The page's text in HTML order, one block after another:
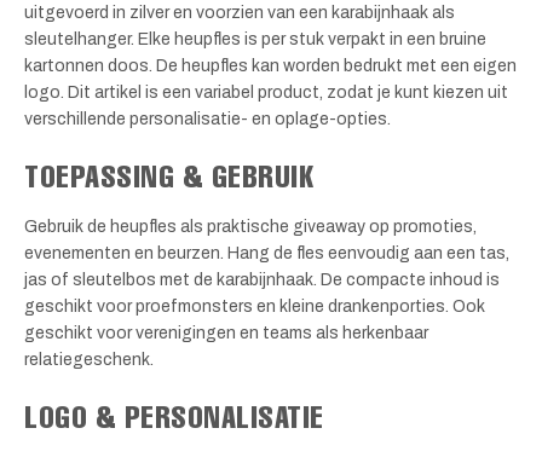
uitgevoerd in zilver en voorzien van een karabijnhaak als
sleutelhanger. Elke heupfles is per stuk verpakt in een bruine
kartonnen doos. De heupfles kan worden bedrukt met een eigen
logo. Dit artikel is een variabel product, zodat je kunt kiezen uit
verschillende personalisatie- en oplage-opties.
TOEPASSING & GEBRUIK
Gebruik de heupfles als praktische giveaway op promoties,
evenementen en beurzen. Hang de fles eenvoudig aan een tas,
jas of sleutelbos met de karabijnhaak. De compacte inhoud is
geschikt voor proefmonsters en kleine drankenporties. Ook
geschikt voor verenigingen en teams als herkenbaar
relatiegeschenk.
LOGO & PERSONALISATIE